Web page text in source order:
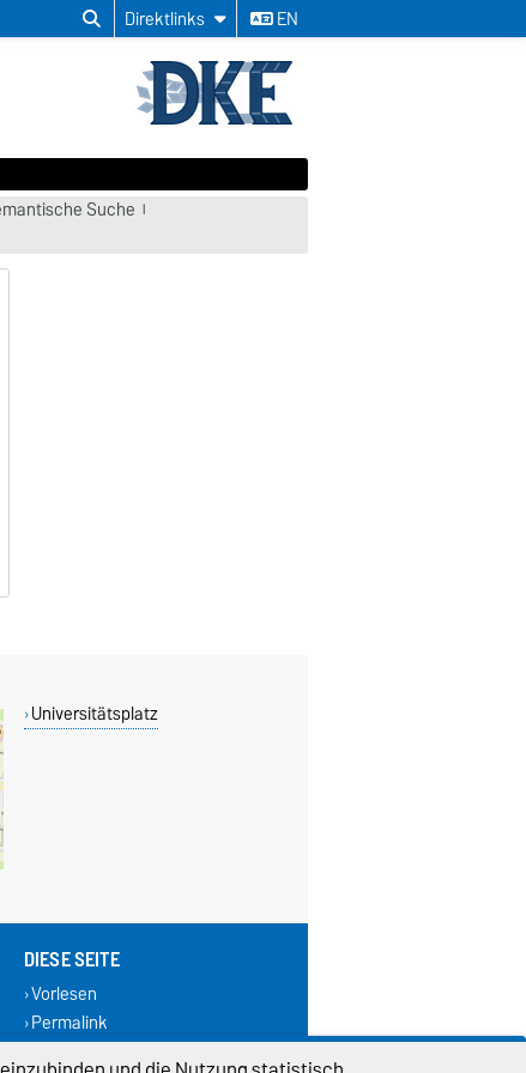
Direktlinks EN
Suche
Universitätsplatz
DIESE SEITE
Vorlesen
Permalink